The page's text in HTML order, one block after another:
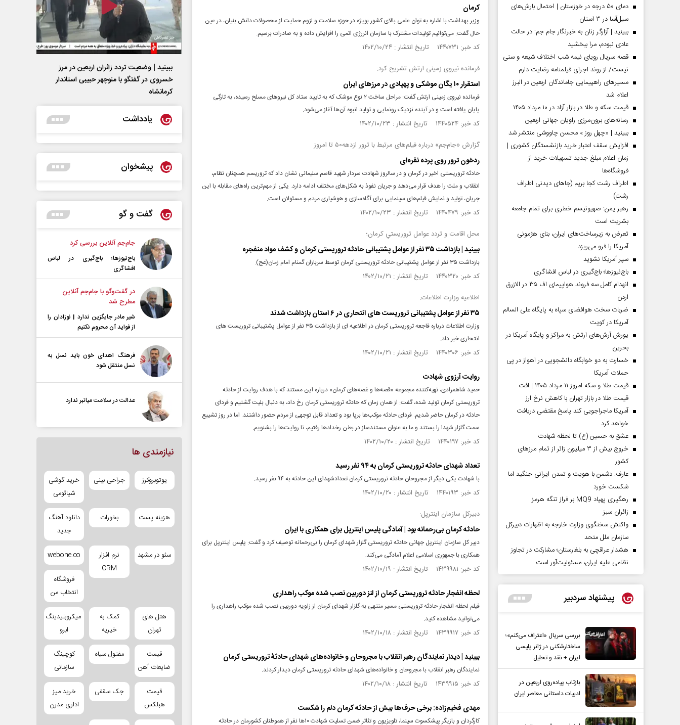
کرمان
وزیر بهداشت با اشاره به توان علمی بالای کشور بویژه در حوزه سلامت و لزوم حمایت از محصولات دانش‌ بنیان، در عین
حال گفت: می‌توانیم تولیدات مشترک با سازمان انررژی اتمی را افزایش داده و به صادرات برسیم.
کد خبر: ۱۴۴۰۷۳۱ تاریخ انتشار : ۱۴۰۲/۱۰/۲۴
فرمانده نیروی زمینی ارتش تشریح کرد:
استقرار ۱۰ یگان موشکی و پهپادی در مرز‌های ایران
فرمانده نیروی زمینی ارتش گفت: مراحل ساخت ۲ نوع موشک که به تایید ستاد کل نیرو‌های مسلح رسیده، به تازگی
پایان یافته است و در آینده نزدیک رونمایی و تولید انبوه آن‌ها آغاز می‌شود.
کد خبر: ۱۴۴۰۵۲۴ تاریخ انتشار : ۱۴۰۲/۱۰/۲۳
گزارش «جام‌جم» درباره فیلم‌های مرتبط با ترور ازدهه۵۰ تا امروز
ردخون ترور روی پرده نقره‌ای
حادثه تروریستی اخیر در کرمان و در سالروز شهادت سردار شهید قاسم سلیمانی نشان داد که تروریسم همچنان نظام،
انقلاب و ملت را هدف قرار می‌دهد و جریان نفوذ به شکل‌های مختلف ادامه دارد. یکی از مهم‌ترین راه‌های مقابله با این
جریان، تولید و نمایش فیلم‌های سینمایی برای آگاه‌سازی و هوشیاری مردم و مسئولان است.
کد خبر: ۱۴۴۰۴۷۹ تاریخ انتشار : ۱۴۰۲/۱۰/۲۳
محل اقامت و تردد عوامل تروریستیِ کرمان؛
ببینید | بازداشت ۳۵ نفر از عوامل پشتیبانی حادثه تروریستی کرمان و کشف مواد منفجره
بازداشت ۳۵ نفر از عوامل پشتیبانی حادثه تروریستی کرمان توسط سربازان گمنام امام زمان(عج).
کد خبر: ۱۴۴۰۳۲۰ تاریخ انتشار : ۱۴۰۲/۱۰/۲۱
اطلاعیه وزارت اطلاعات:
۳۵ نفر از عوامل پشتیبانی تروریست های انتحاری در ۶ استان بازداشت شدند
وزارت اطلاعات درباره فاجعه تروریستی کرمان در اطلاعیه ای از بازداشت ۳۵ نفر از عوامل پشتیبانی تروریست های
انتحاری خبر داد.
کد خبر: ۱۴۴۰۳۰۶ تاریخ انتشار : ۱۴۰۲/۱۰/۲۱
روایت آرزوی شهادت
حمید شاهمرادی، تهیه‌کننده مجموعه «قصه‌ها و غصه‌های کرمان» درباره این مستند که با هدف روایت از حادثه
تروریستی کرمان تولید شده، گفت: از همان زمان که حادثه تروریستی کرمان رخ داد، به دنبال بلیت گشتیم و فردای
حادثه در کرمان حاضر شدیم. فردای حادثه موکب‌ها برپا بود و تعداد قابل توجهی از مردم حضور داشتند. اما در روز تشییع
سمت گلزار شهدا را بستند و ما به عنوان مستندساز در بطن رخداد‌ها رفتیم، تا روایت‌ها را بشنویم.
کد خبر: ۱۴۴۰۱۹۷ تاریخ انتشار : ۱۴۰۲/۱۰/۲۰
تعداد شهدای حادثه تروریستی کرمان به ۹۴ نفر رسید
با شهادت یکی دیگر از مجروحان حادثه تروریستی کرمان تعدادشهدای این حادثه به ۹۴ نفر رسید.
کد خبر: ۱۴۴۰۱۹۳ تاریخ انتشار : ۱۴۰۲/۱۰/۲۰
دبیرکل سازمان اینترپل:
حادثه کرمان بی‌رحمانه بود | آمادگی پلیس اینترپل برای همکاری با ایران
دبیر کل سازمان اینترپل جهانی حادثه تروریستی گلزار شهدای کرمان را بی‌رحمانه توصیف کرد و گفت: پلیس اینترپل برای
همکاری با جمهوری اسلامی اعلام آمادگی می‌کند.
کد خبر: ۱۴۳۹۹۸۱ تاریخ انتشار : ۱۴۰۲/۱۰/۱۹
لحظه انفجار حادثه تروریستی کرمان از لنز دوربین نصب شده موکب راهداری
فیلم لحظه انفجار حادثه تروریستی مسیر منتهی به گلزار شهدای کرمان از زاویه دوربین نصب شده موکب راهداری را
می‌توانید مشاهده کنید.
کد خبر: ۱۴۳۹۹۱۷ تاریخ انتشار : ۱۴۰۲/۱۰/۱۸
ببینید | دیدار نمایندگان رهبر انقلاب با مجروحان و خانواده‌های شهدای حادثۀ تروریستی کرمان
نمایندگان رهبر انقلاب با مجروحان و خانواده‌های شهدای حادثه تروریستی کرمان دیدار کردند.
کد خبر: ۱۴۳۹۹۱۵ تاریخ انتشار : ۱۴۰۲/۱۰/۱۸
مهدی فخیم‌زاده: برخی حرف‌ها بیش از حادثه کرمان دلم را شکست
کارگردان و بازیگر پیشکسوت سینما، تلویزیون و تئاتر ضمن تسلیت شهادت ۱۰‌ها نفر از هموطنان کشورمان در حادثه
دمای ۵۰ درجه در خوزستان | احتمال بارش‌های
سیل‌آسا در ۳ استان
ببینید | آزارگر زنان به خبرنگار جام جم: در حالت
عادی نبودم، مرا ببخشید
قصه سریال رویای نیمه شب اختلاف شیعه و سنی
نیست/ از روند اجرای فیلمنامه رضایت دارم
مسیر‌های راهپیمایی جاماندگان اربعین در البرز
اعلام شد
قیمت سکه و طلا در بازار آزاد در ۱۰ مرداد ۱۴۰۵
رسانه‌های برون‌مرزی راویان جهانی اربعین
ببینید | «چهل روز » محسن چاووشی منتشر شد
افزایش سقف اعتبار خرید بازنشستگان کشوری |
زمان اعلام مبلغ جدید تسهیلات خرید از
فروشگاه‌ها
اطراف رشت کجا بریم (جاهای دیدنی اطراف
رشت)
رهبر یمن: صهیونیسم خطری برای تمام جامعه
بشریت است
تعرض به زیرساخت‌های ایران، بنای هژمونی
آمریکا را فرو می‌ریزد
سپر آمریکا نشوید
باج‌نیوزها؛ باج‌گیری در لباس افشاگری
انهدام کامل سه فروند هواپیمای اف ۳۵ در الازرق
اردن
ضربات سخت هوافضای سپاه به پایگاه علی السالم
آمریکا در کویت
یورش آرش‌های ارتش به مراکز و پایگاه‌ آمریکا در
بحرین
خسارت به دو خوابگاه دانشجویی در اهواز در پی
حملات آمریکا
قیمت طلا و سکه امروز ۱۱ مرداد ۱۴۰۵ | افت
قیمت طلا در بازار تهران با کاهش نرخ ارز
آمریکا ماجراجویی کند پاسخ مقتضی دریافت
خواهد کرد
عشق به حسین (ع) تا لحظه شهادت
خروج بیش از ۳ میلیون زائر از تمام مرز‌های
کشور
عارف: دشمن با هویت و تمدن ایرانی جنگید اما
شکست خورد
رهگیری پهپاد MQ9 بر فراز تنگه هرمز
‌زائران سبز
واکنش سخنگوی وزارت خارجه به اظهارات دبیرکل
سازمان ملل متحد
هشدار عراقچی به بلغارستان؛ مشارکت در تجاوز
نظامی علیه ایران، مسئولیت‌آور است
پیشنهاد سردبیر
بررسی سریال «اعتراف می‌کنم»؛
ساختارشکنی در ژانر پلیسی
ایران + نقد و تحلیل
بازتاب پیاده‌روی اربعین در
ادبیات داستانی معاصر ایران
ببینید | وضعیت تردد زائران اربعین در مرز
خسروی در گفتگو با منوچهر حبیبی استاندار
کرمانشاه
یادداشت
پیشخوان
گفت و گو
جام‌جم آنلاین بررسی کرد
باج‌نیوزها؛ باج‌گیری در لباس
افشاگری
در گفت‌و‌گو با جام‌جم آنلاین
مطرح شد
شیر مادر جایگزین ندارد | نوزادان را
از فواید آن محروم نکنیم
فرهنگ اهدای خون باید نسل به
نسل منتقل شود
عدالت در سلامت میانبر ندارد
نیازمندی ها
یوتوبروکرز جراحی بینی
خرید گوشی
شیائومی
هزینه پست بخورات
دانلود آهنگ
جدید
سئو در مشهد
نرم افزار
CRM
webone.co
فروشگاه
انتخاب من
هتل های
تهران
کمک به
خیریه
میکروبلیدینگ
ابرو
قیمت
ضایعات آهن
مفتول سیاه
کوچینگ
سازمانی
قیمت
هبلکس
جک سقفی
خرید میز
اداری مدرن